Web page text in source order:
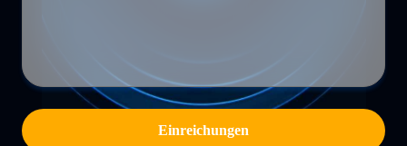
Einreichungen